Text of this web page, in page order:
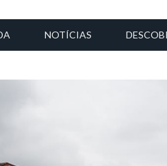
NOTÍCIAS